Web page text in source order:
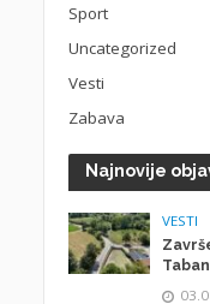
Sport
Uncategorized
Vesti
Zabava
Najnovije
VESTI